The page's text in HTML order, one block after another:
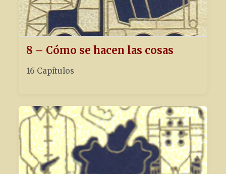
8 – Cómo se hacen las cosas
16 Capítulos